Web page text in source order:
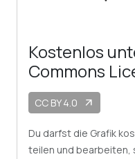
Kostenlos
Commons
CC BY 4.0 arrow_outward
Du darfst die Grafik
teilen und bearbeiten,